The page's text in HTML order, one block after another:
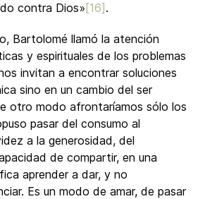
contra Dios» [16] .
Bartolomé llamó la atención
y espirituales de los problemas
invitan a encontrar soluciones
sino en un cambio del ser
otro modo afrontaríamos sólo los
pasar del consumo al
a la generosidad, del
de compartir, en una
aprender a dar, y no
Es un modo de amar, de pasar